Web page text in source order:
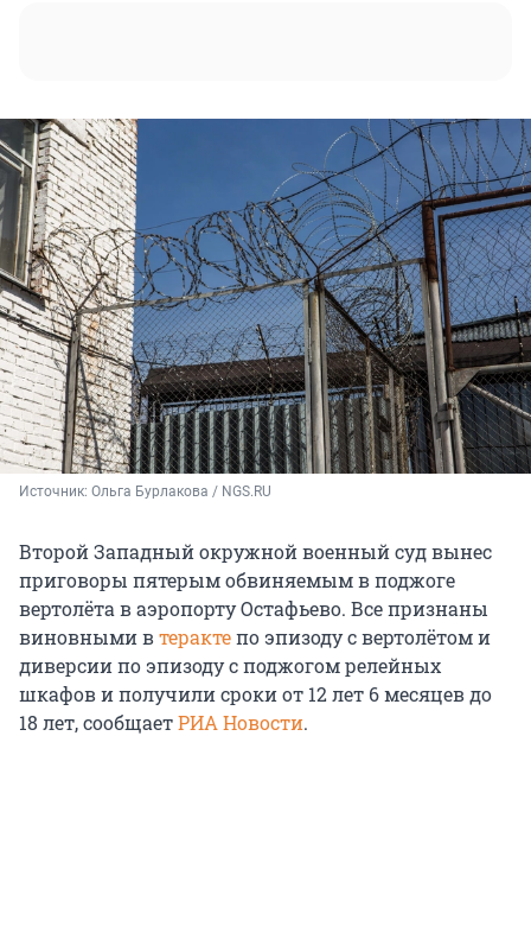
Источник: Ольга Бурлакова / NGS.RU
Второй Западный окружной военный суд вынес
приговоры пятерым обвиняемым в поджоге
вертолёта в аэропорту Остафьево. Все признаны
виновными втерактепо эпизоду с вертолётом и
диверсии по эпизоду с поджогом релейных
шкафов и получили сроки от 12 лет 6 месяцевдо
18 лет, сообщаетРИА Новости.